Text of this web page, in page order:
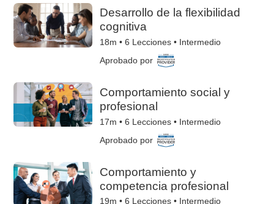
Desarrollo de la flexibilidad
cognitiva
18m •6 Lecciones • Intermedio
Aprobado por
Comportamiento social y
profesional
17m •6 Lecciones • Intermedio
Aprobado por
Comportamiento y
competencia profesional
19m •6 Lecciones • Intermedio